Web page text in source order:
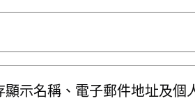
顯示名稱、電子郵件地址及個